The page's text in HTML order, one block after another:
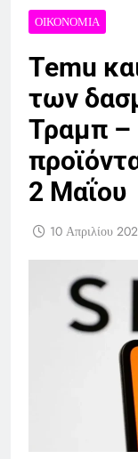
ΟΙΚΟΝΟΜΊΑ
Temu
των
Τραμπ –
2 Μαΐου
10 Απριλίου